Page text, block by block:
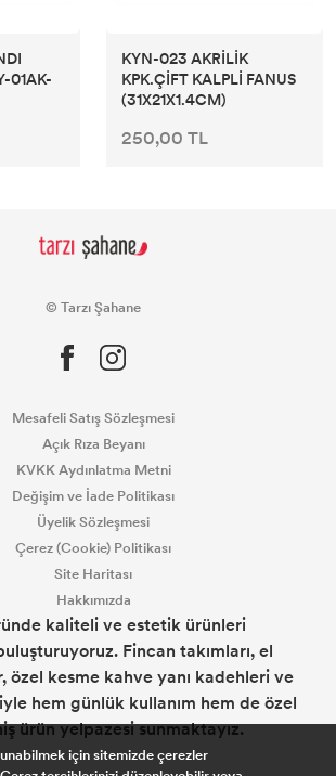
01AK-
KYN-023 AKRİLİK
KPK.ÇİFT KALPLİ FANUS
(31X21X1.4CM)
250,00 TL
© Tarzı Şahane
Mesafeli Satış Sözleşmesi
Açık Rıza Beyanı
KVKK Aydınlatma Metni
Değişim ve İade Politikası
Üyelik Sözleşmesi
Çerez (Cookie) Politikası
Site Haritası
Hakkımızda
kaliteli ve estetik ürünleri
Fincan takımları, el
özel kesme kahve yanı kadehleri ve
hem günlük kullanım hem de özel
ürün yelpazesi sunmaktayız.
için sitemizde çerezler